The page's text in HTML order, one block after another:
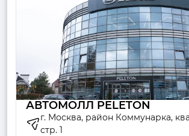
АВТОМОЛЛ PELETON
г. Москва, район Коммунарка,
стр. 1